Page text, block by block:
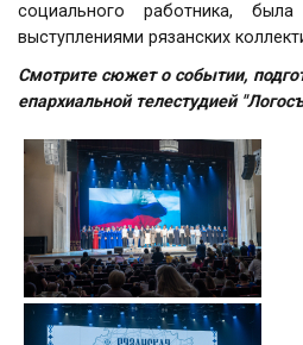
социального работника,
выступлениями рязанских
Смотрите сюжет о событии,
епархиальной телестудией